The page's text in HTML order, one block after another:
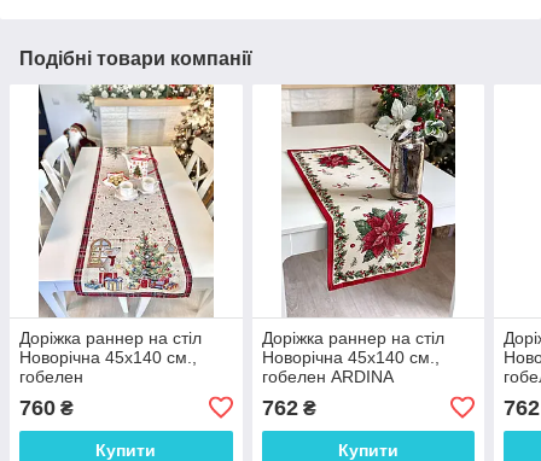
Подібні товари компанії
Доріжка раннер на стіл
Новорічна 45x140 см.,
гобелен
760 ₴
Купити
Доріжка раннер на стіл
Новорічна 45х140 см.,
гобелен ARDINA
762₴
Купити
762